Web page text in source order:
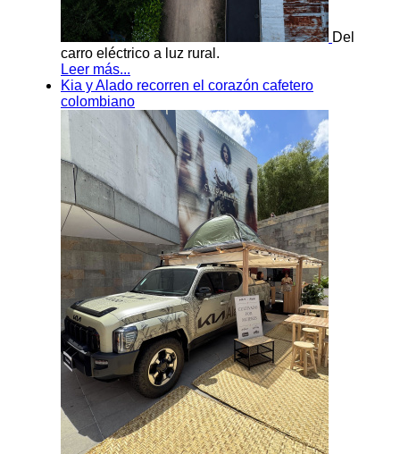
Del
carro eléctrico a luz rural.
Leer más...
Kia y Alado recorren el corazón cafetero
colombiano